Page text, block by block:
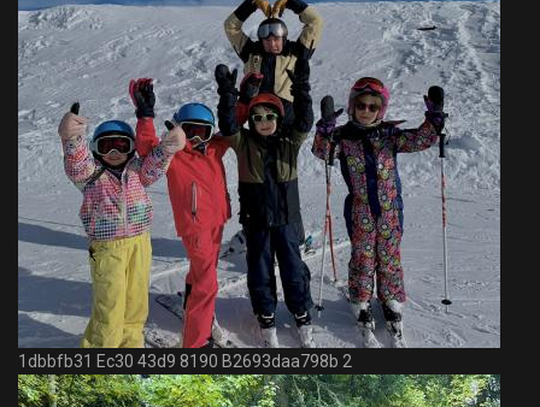
1dbbfb31 Ec30 43d9 8190 B2693daa798b 2